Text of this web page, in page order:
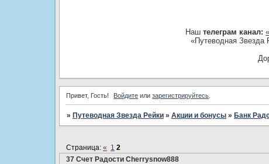
Наштелеграм канал:
«Путеводная Звезда
Привет, Гость! Войдите илизарегистрируйтесь
» Путеводная Звезда Рейки » ­Акции и бонусы » Банк
37 Счет Радости Cherrysnow888
Страница: « 1 2